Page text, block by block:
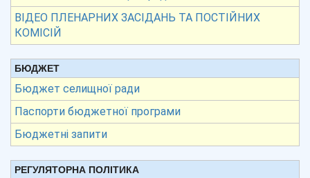
ВІДЕО ПЛЕНАРНИХ ЗАСІДАНЬ ТА ПОСТІЙНИХ
КОМІСІЙ
БЮДЖЕТ
Бюджет селищної ради
Паспорти бюджетної програми
Бюджетні запити
РЕГУЛЯТОРНА ПОЛІТИКА